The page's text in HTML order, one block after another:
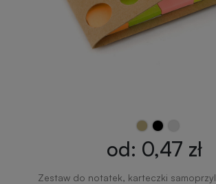
od: 0,47 zł
Zestaw do notatek, karteczki